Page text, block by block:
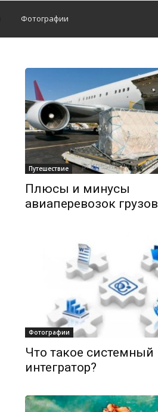
Фотографии
Путешествие
Плюсы и минусы
авиаперевозок грузов
Фотографии
Что такое системный
интегратор?